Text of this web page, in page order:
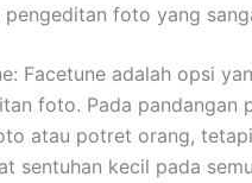
pengeditan foto yang
Facetune adalah opsi
foto. Pada pandangan
atau potret orang,
sentuhan kecil pada